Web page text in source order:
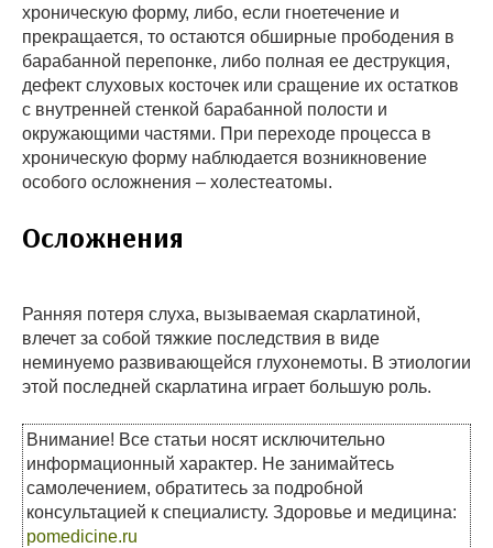
хроническую форму, либо, если гноетечение и
прекращается, то остаются обширные прободения в
барабанной перепонке, либо полная ее деструкция,
дефект слуховых косточек или сращение их остатков
с внутренней стенкой барабанной полости и
окружающими частями. При переходе процесса в
хроническую форму наблюдается возникновение
особого осложнения – холестеатомы.
Осложнения
Ранняя потеря слуха, вызываемая скарлатиной,
влечет за собой тяжкие последствия в виде
неминуемо развивающейся глухонемоты. В этиологии
этой последней скарлатина играет большую роль.
Внимание! Все статьи носят исключительно
информационный характер. Не занимайтесь
самолечением, обратитесь за подробной
консультацией к специалисту. Здоровье и медицина:
pomedicine.ru